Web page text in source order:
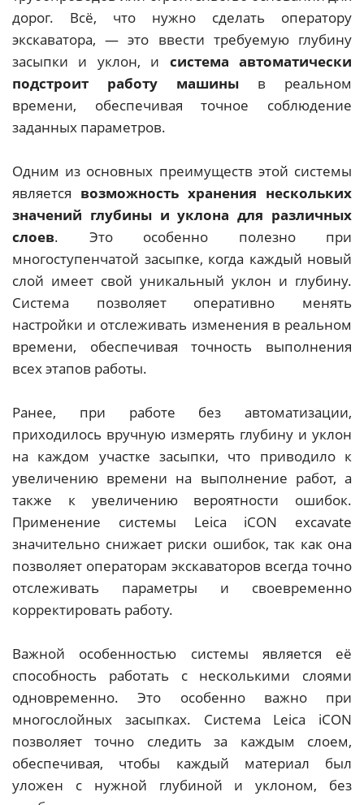
дорог. Всё, что нужно сделать оператору
экскаватора, — это ввести требуемую глубину
засыпки и уклон, и система автоматически
подстроит работу машины в реальном
времени, обеспечивая точное соблюдение
заданных параметров.
Одним из основных преимуществ этой системы
является возможность хранения нескольких
значений глубины и уклона для различных
слоев. Это особенно полезно при
многоступенчатой засыпке, когда каждый новый
слой имеет свой уникальный уклон и глубину.
Система позволяет оперативно менять
настройки и отслеживать изменения в реальном
времени, обеспечивая точность выполнения
всех этапов работы.
Ранее, при работе без автоматизации,
приходилось вручную измерять глубину и уклон
на каждом участке засыпки, что приводило к
увеличению времени на выполнение работ, а
также к увеличению вероятности ошибок.
Применение системы Leica iCON excavate
значительно снижает риски ошибок, так как она
позволяет операторам экскаваторов всегда точно
отслеживать параметры и своевременно
корректировать работу.
Важной особенностью системы является её
способность работать с несколькими слоями
одновременно. Это особенно важно при
многослойных засыпках. Система Leica iCON
позволяет точно следить за каждым слоем,
обеспечивая, чтобы каждый материал был
уложен с нужной глубиной и уклоном, без